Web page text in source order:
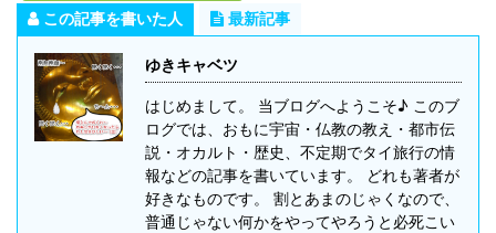
この記事を書いた人 最新記事
ゆきキャベツ
はじめまして。 当ブログへようこそ♪ このブ
ログでは、おもに宇宙・仏教の教え・都市伝
説・オカルト・歴史、不定期でタイ旅行の情
報などの記事を書いています。 どれも著者が
好きなものです。 割とあまのじゃくなので、
普通じゃない何かをやってやろうと必死こい